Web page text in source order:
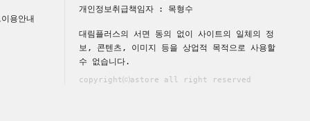
용안내
개인정보취급책임자 : 목형수
대림플러스의 서면 동의 없이 사이트의 일체의 정
보, 콘텐츠, 이미지 등을 상업적 목적으로 사용할
수 없습니다.
copyright⒞astore all right reserved